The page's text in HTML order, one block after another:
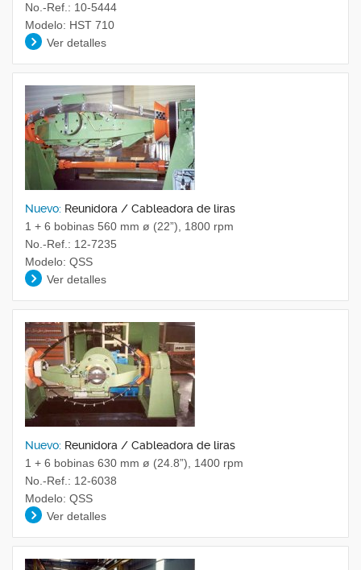
No.-Ref.: 10-5444
Modelo: HST 710
Ver detalles
Nuevo: Reunidora / Cableadora de liras
1 + 6 bobinas 560 mm ø (22”), 1800 rpm
No.-Ref.: 12-7235
Modelo: QSS
Ver detalles
Nuevo: Reunidora / Cableadora de liras
1 + 6 bobinas 630 mm ø (24.8”), 1400 rpm
No.-Ref.: 12-6038
Modelo: QSS
Ver detalles